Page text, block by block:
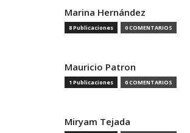
Marina Hernández
8 Publicaciones 0 COMENTARIOS
Mauricio Patron
1 Publicaciones 0 COMENTARIOS
Miryam Tejada